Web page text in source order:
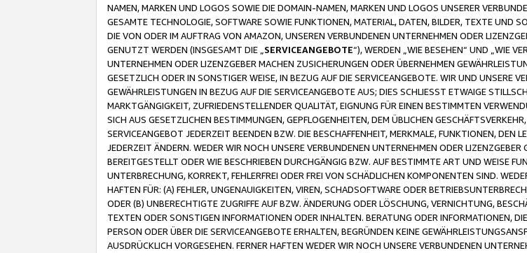
NAMEN, MARKEN UND LOGOS SOWIE DIE DOMAIN-NAMEN, MARKEN UND LOGOS UNSERER
GESAMTE TECHNOLOGIE, SOFTWARE SOWIE FUNKTIONEN, MATERIAL, DATEN, BILDER, TEXTE UND
DIE VON ODER IM AUFTRAG VON AMAZON, UNSEREN VERBUNDENEN UNTERNEHMEN ODER
GENUTZT WERDEN (INSGESAMT DIE „ SERVICEANGEBOTE“), WERDEN „WIE BESEHEN“ UND „WIE
UNTERNEHMEN ODER LIZENZGEBER MACHEN ZUSICHERUNGEN ODER ÜBERNEHMEN
GESETZLICH ODER IN SONSTIGER WEISE, IN BEZUG AUF DIE SERVICEANGEBOTE. WIR UND UNSERE
GEWÄHRLEISTUNGEN IN BEZUG AUF DIE SERVICEANGEBOTE AUS; DIES SCHLIESST ETWAIGE
MARKTGÄNGIGKEIT, ZUFRIEDENSTELLENDER QUALITÄT, EIGNUNG FÜR EINEN BESTIMMTEN
SICH AUS GESETZLICHEN BESTIMMUNGEN, GEPFLOGENHEITEN, DEM ÜBLICHEN
SERVICEANGEBOT JEDERZEIT BEENDEN BZW. DIE BESCHAFFENHEIT, MERKMALE, FUNKTIONEN, DEN
JEDERZEIT ÄNDERN. WEDER WIR NOCH UNSERE VERBUNDENEN UNTERNEHMEN ODER
BEREITGESTELLT ODER WIE BESCHRIEBEN DURCHGÄNGIG BZW. AUF BESTIMMTE ART UND WEISE
UNTERBRECHUNG, KORREKT, FEHLERFREI ODER FREI VON SCHÄDLICHEN KOMPONENTEN SIND.
HAFTEN FÜR: (A) FEHLER, UNGENAUIGKEITEN, VIREN, SCHADSOFTWARE ODER
ODER (B) UNBERECHTIGTE ZUGRIFFE AUF BZW. ÄNDERUNG ODER LÖSCHUNG, VERNICHTUNG,
TEXTEN ODER SONSTIGEN INFORMATIONEN ODER INHALTEN. BERATUNG ODER INFORMATIONEN,
PERSON ODER ÜBER DIE SERVICEANGEBOTE ERHALTEN, BEGRÜNDEN KEINE
AUSDRÜCKLICH VORGESEHEN. FERNER HAFTEN WEDER WIR NOCH UNSERE VERBUNDENEN